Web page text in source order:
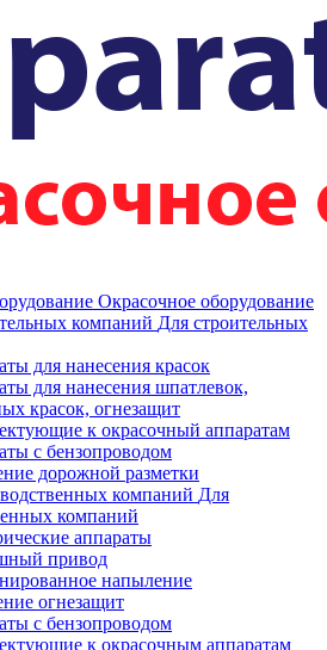
Окрасочное оборудование
Для строительных
для нанесения красок
для нанесения шпатлевок,
красок, огнезащит
к окрасочный аппаратам
с бензопроводом
дорожной разметки
Для
компаний
аппараты
привод
напыление
огнезащит
с бензопроводом
к окрасочным аппаратам